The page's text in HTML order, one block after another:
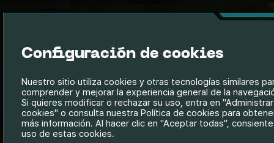
Configuración de cookies
Nuestro sitio utiliza cookies y otras tecnologías similares
comprender y mejorar la experiencia general de la
Si quieres modificar o rechazar su uso, entra en "Administrar
cookies" o consulta nuestra Política de cookies para
más información. Al hacer clic en "Aceptar todas",
uso de estas cookies.